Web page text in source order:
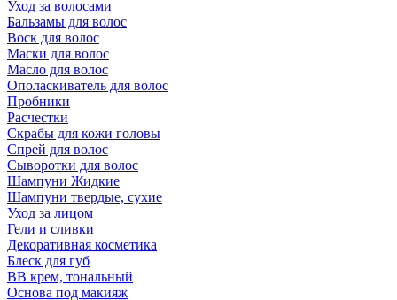
Уход за волосами
Бальзамы для волос
Воск для волос
Маски для волос
Масло для волос
Ополаскиватель для волос
Пробники
Расчестки
Скрабы для кожи головы
Спрей для волос
Сыворотки для волос
Шампуни Жидкие
Шампуни твердые, сухие
Уход за лицом
Гели и сливки
Декоративная косметика
Блеск для губ
ВВ крем, тональный
Основа под макияж